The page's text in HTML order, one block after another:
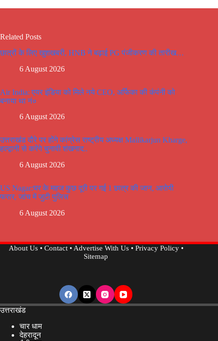
Related Posts
छात्रों के लिए खुशखबरी, HNB ने बढ़ाई PG पंजीकरण की तारीख…
6 August 2026
Air India: एयर इंडिया को मिले नये CEO, अर्फिका की कंपंनी को
बनाया था नं०
6 August 2026
उत्तराखंड दौरे पर होंगे कांग्रेस राष्ट्रीय अध्यक्ष Mallikarjun Kharge,
हल्द्वानी से करेंगे चुनावी शंखनाद..
6 August 2026
US Nagar:घर के महज कुछ दूरी पर गई 1 छात्र की जान, आरोपी
फरार, जांच में जुटी पुलिस
6 August 2026
About Us• Contact•Advertise With Us• Privacy Policy•
Sitemap
उत्तराखंड
चार धाम
देहरादून